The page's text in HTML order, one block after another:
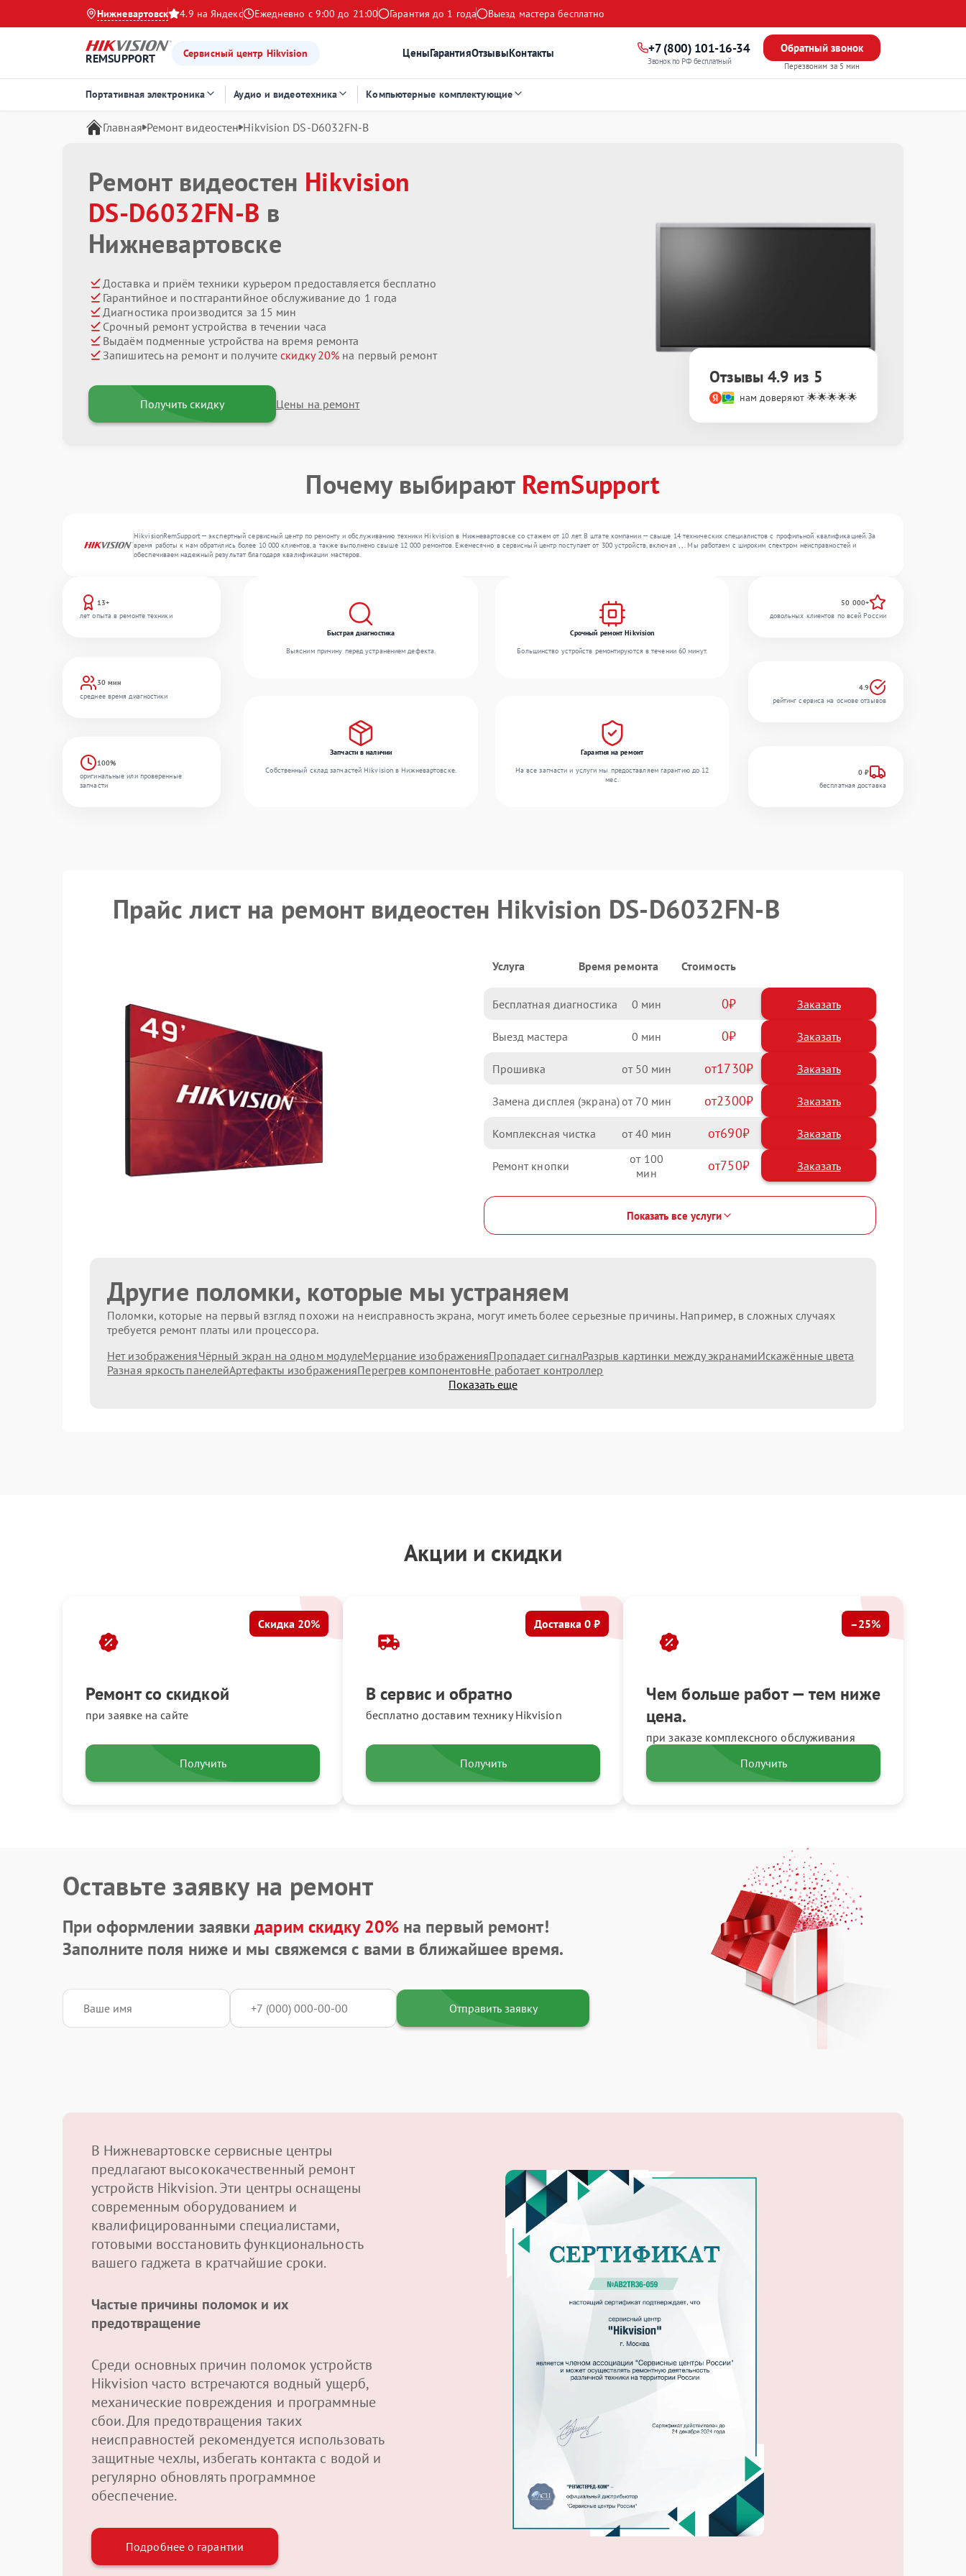
Нижневартовск 4.9 на Яндекс Ежедневно с 9:00 до 21:00 Гарантия до 1 года Выезд мастера бесплатно
REMSUPPORT Сервисный центр Hikvision ЦеныГарантияОтзывыКонтакты +7 (800) 101-16-34
Звонок по РФ бесплатный
Обратный звонок
Перезвоним за 5 мин
Портативная электроника Аудио и видеотехника Компьютерные комплектующие
Главная Ремонт видеостен Hikvision DS‑D6032FN‑B
Ремонт видеостен Hikvision
DS‑D6032FN‑B в
Нижневартовске
Доставка и приём техники курьером предоставляется бесплатно
Гарантийное и постгарантийное обслуживание до 1 года
Диагностика производится за 15 мин
Срочный ремонт устройства в течении часа
Выдаём подменные устройства на время ремонта
Запишитесь на ремонт и получитескидку 20% на первый ремонт
Получить скидку Цены на ремонт
Отзывы 4.9 из 5
нам доверяют 🌟🌟🌟🌟🌟
Почему выбирают RemSupport
HikvisionRemSupport — экспертный сервисный центр по ремонту и обслуживанию техники Hikvision в Нижневартовске со стажем от 10 лет. В штате компании — свыше 14 технических специалистов с профильной квалификацией. За
время работы к нам обратились более 10 000 клиентов, а также выполнено свыше 12 000 ремонтов. Ежемесячно в сервисный центр поступает от 300 устройств, включая , , . Мы работаем с широким спектром неисправностей и
обеспечиваем надежный результат благодаря квалификации мастеров.
13+
лет опыта в ремонте техники
30 мин
среднее время диагностики
100%
оригинальные или проверенные
запчасти
Быстрая диагностика
Выясним причину перед устранением дефекта.
Срочный ремонт Hikvision
Большинство устройств ремонтируются в течении 60 минут.
Запчасти в наличии
Собственный склад запчастей Hikvision в Нижневартовске.
Гарантия на ремонт
На все запчасти и услуги мы предоставляем гарантию до 12
мес.
50 000+
довольных клиентов по всей России
4.9
рейтинг сервиса на основе отзывов
0 ₽
бесплатная доставка
Прайс лист на ремонт видеостен Hikvision DS‑D6032FN‑B
Услуга Время ремонта Стоимость
Бесплатная диагностика 0 0 Заказать
Выезд мастера 0 0 Заказать
Прошивка 50 1730
Замена дисплея (экрана) 70 2300
Комплексная чистка 40 690
Ремонт кнопки 100 750
Показать все услуги
Другие поломки, которые мы устраняем
Поломки, которые на первый взгляд похожи на неисправность экрана, могут иметь более серьезные причины. Например, в сложных случаях
требуется ремонт платы или процессора.
Нет изображенияЧёрный экран на одном модулеМерцание изображенияПропадает сигналРазрыв картинки между экранамиИскажённые цвета
Разная яркость панелейАртефакты изображенияПерегрев компонентовНе работает контроллер
Показать еще
Акции и скидки
Ремонт со скидкой
при заявке на сайте
Скидка 20%
Получить
В сервис и обратно
бесплатно доставим технику Hikvision
Доставка 0 ₽
Получить
Чем больше работ — тем ниже
цена.
при заказе комплексного обслуживания
–25%
Получить
Оставьте заявку на ремонт
При оформлении заявкидарим скидку 20%на первый ремонт!
Заполните поля ниже и мы свяжемся с вами в ближайшее время.
Отправить заявку
В Нижневартовске сервисные центры
предлагают высококачественный ремонт
устройств Hikvision. Эти центры оснащены
современным оборудованием и
квалифицированными специалистами,
готовыми восстановить функциональность
вашего гаджета в кратчайшие сроки.
Частые причины поломок и их
предотвращение
Среди основных причин поломок устройств
Hikvision часто встречаются водный ущерб,
механические повреждения и программные
сбои. Для предотвращения таких
неисправностей рекомендуется использовать
защитные чехлы, избегать контакта с водой и
регулярно обновлять программное
обеспечение.
Подробнее о гарантии